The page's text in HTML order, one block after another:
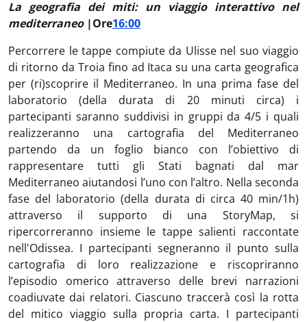
La geografia dei miti: un viaggio interattivo nel
mediterraneo |Ore16:00
Percorrere le tappe compiute da Ulisse nel suo viaggio
di ritorno da Troia fino ad Itaca su una carta geografica
per (ri)scoprire il Mediterraneo. In una prima fase del
laboratorio (della durata di 20 minuti circa) i
partecipanti saranno suddivisi in gruppi da 4/5 i quali
realizzeranno una cartografia del Mediterraneo
partendo da un foglio bianco con l’obiettivo di
rappresentare tutti gli Stati bagnati dal mar
Mediterraneo aiutandosi l’uno con l’altro. Nella seconda
fase del laboratorio (della durata di circa 40 min/1h)
attraverso il supporto di una StoryMap, si
ripercorreranno insieme le tappe salienti raccontate
nell'Odissea. I partecipanti segneranno il punto sulla
cartografia di loro realizzazione e riscopriranno
l’episodio omerico attraverso delle brevi narrazioni
coadiuvate dai relatori. Ciascuno traccerà così la rotta
del mitico viaggio sulla propria carta. I partecipanti